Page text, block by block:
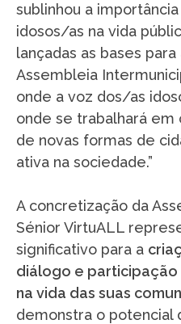
sublinhou a
idosos/as na vida
lançadas as bases
Assembleia
onde a voz dos/as
onde se trabalhará em
de novas formas de
ativa na sociedade.”
A concretização da
Sénior VirtuALL
significativo para a
diálogo e
na vida das suas
demonstra o potencial